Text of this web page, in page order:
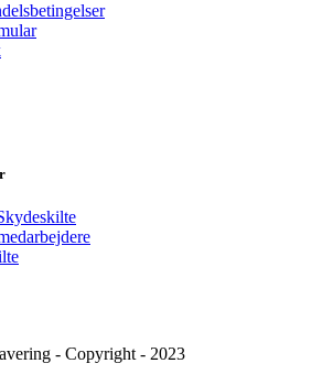
- Copyright - 2023